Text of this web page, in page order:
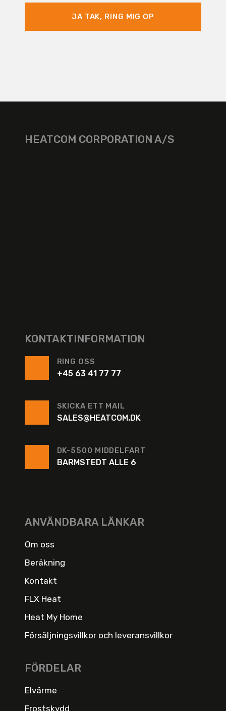
JA TAK, RING MIG OP
HEATCOM CORPORATION A/S
KONTAKTINFORMATION
RING OSS
+45 63 41 77 77
SKICKA ETT MAIL
SALES@HEATCOM.DK
DK-5500 MIDDELFART
BARMSTEDT ALLE 6
ANVÄNDBARA LÄNKAR
Om oss
Beräkning
Kontakt
FLX Heat
Heat My Home
Försäljningsvillkor och leveransvillkor
FÖRDELAR
Elvärme
Frostskydd